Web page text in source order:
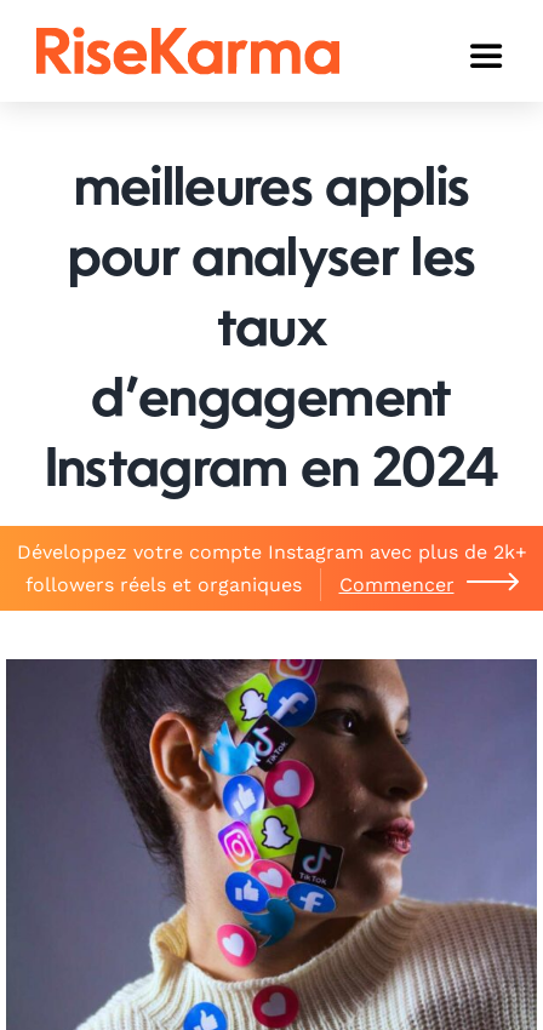
Toggle
TikTok
Autres
Panier
meilleures applis
pour analyser les
taux
d’engagement
Instagram en 2024
Développez votre compte Instagram avec plus de 2k+
followers réels et organiques
Commencer